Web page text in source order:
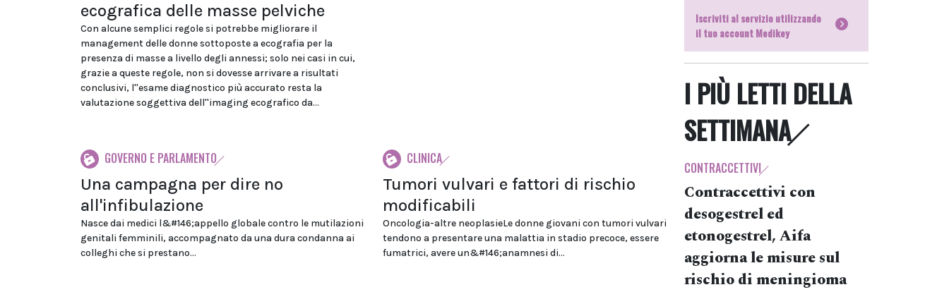
ecografica delle masse pelviche
Con alcune semplici regole si potrebbe migliorare il
management delle donne sottoposte a ecografia per la
presenza di masse a livello degli annessi; solo nei casi in cui,
grazie a queste regole, non si dovesse arrivare a risultati
conclusivi, l''esame diagnostico più accurato resta la
valutazione soggettiva dell''imaging ecografico da...
GOVERNO E PARLAMENTO
Una campagna per dire no
all'infibulazione
Nasce dai medici l&#146;appello globale contro le mutilazioni
genitali femminili, accompagnato da una dura condanna ai
colleghi che si prestano...
CLINICA
Tumori vulvari e fattori di rischio
modificabili
Oncologia-altre neoplasieLe donne giovani con tumori vulvari
tendono a presentare una malattia in stadio precoce, essere
fumatrici, avere un&#146;anamnesi di...
Iscriviti al servizio utilizzando
il tuo account Medikey
I PIÙ LETTI DELLA
SETTIMANA
CONTRACCETTIVI
Contraccettivi con
desogestrel ed
etonogestrel, Aifa
aggiorna le misure sul
rischio di meningioma